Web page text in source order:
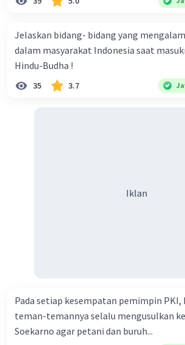
Jelaskan bidang- bidang yang
dalam masyarakat Indonesia saat
Hindu-Budha !
35 3.7
Iklan
Pada setiap kesempatan pemimpin PKI,
teman-temannya selalu mengusulkan
Soekarno agar petani dan buruh...